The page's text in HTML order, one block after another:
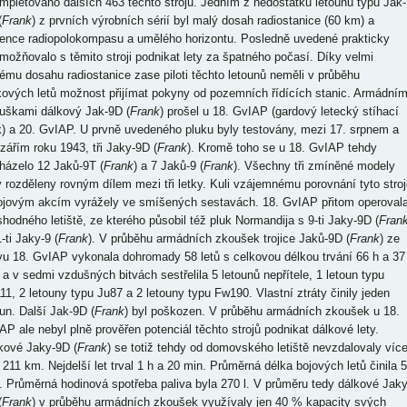
Frank) z prvních výrobních sérií byl malý dosah radiostanice (60 km) a
radiopolokompasu a umělého horizontu. Posledně uvedené prakticky
s těmito stroji podnikat lety za špatného počasí. Díky velmi
dosahu radiostanice zase piloti těchto letounů neměli v průběhu
letů možnost přijímat pokyny od pozemních řídících stanic.
dálkový Jak-9D (Frank) prošel u 18. GvIAP (gardový letecký stíhací
a 20. GvIAP. U prvně uvedeného pluku byly testovány, mezi 17. srpnem a
roku 1943, tři Jaky-9D (Frank). Kromě toho se u 18. GvIAP tehdy
12 Jaků-9T (Frank) a 7 Jaků-9 (Frank). Všechny tři zmíněné modely
rozděleny rovným dílem mezi tři letky. Kuli vzájemnému porovnání tyto
akcím vyrážely ve smíšených sestavách. 18. GvIAP přitom
letiště, ze kterého působil též pluk Normandija s 9-ti Jaky-9D (
ti Jaky-9 (Frank). V průběhu armádních zkoušek trojice Jaků-9D (Frank) ze
18. GvIAP vykonala dohromady 58 letů s celkovou délkou trvání 66 h a 37
a v sedmi vzdušných bitvách sestřelila 5 letounů nepřítele, 1 letoun typu
2 letouny typu Ju87 a 2 letouny typu Fw190. Vlastní ztráty činily jeden
Další Jak-9D (Frank) byl poškozen. V průběhu armádních zkoušek u 18.
ale nebyl plně prověřen potenciál těchto strojů podnikat dálkové lety.
Jaky-9D (Frank) se totiž tehdy od domovského letiště nevzdalovaly více
211 km. Nejdelší let trval 1 h a 20 min. Průměrná délka bojových letů činila
Průměrná hodinová spotřeba paliva byla 270 l. V průměru tedy dálkové
Frank) v průběhu armádních zkoušek využívaly jen 40 % kapacity svých